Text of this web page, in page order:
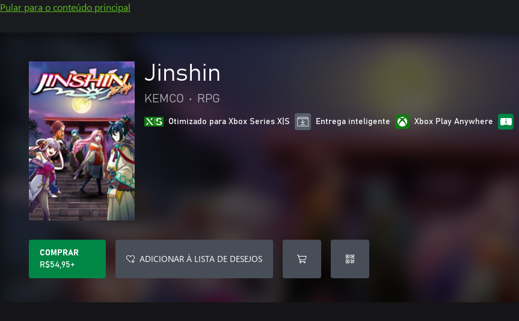
Pular para o conteúdo principal
Jinshin
KEMCO • RPG
Otimizado para Xbox Series X|S Entrega inteligente Xbox Play Anywhere
COMPRAR
R$54,95+
ADICIONAR À LISTA DE DESEJOS